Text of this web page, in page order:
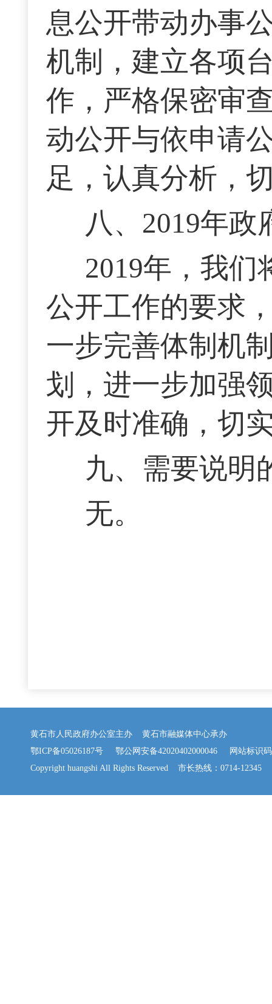
息公开带动办事
机制，建立各项
作，严格保密审
动公开与依申请
足，认真分析，
八、2019年
2019年，我们
公开工作的要求
一步完善体制机
划，进一步加强
开及时准确，切
九、需要说明
无。
黄石市人民政府办公室主办 黄石市融媒体中心承办
鄂ICP备05026187号
鄂公网安备42020402000046 网站标识码
Copyright huangshi All Rights Reserved 市长热线：0714-12345